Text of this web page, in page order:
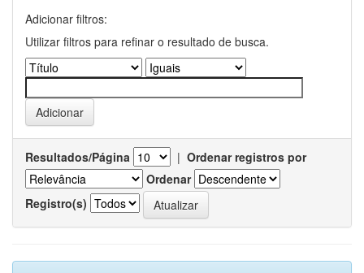
Adicionar filtros:
Utilizar filtros para refinar o resultado de busca.
Resultados/Página | Ordenar registros por
Ordenar
Registro(s)